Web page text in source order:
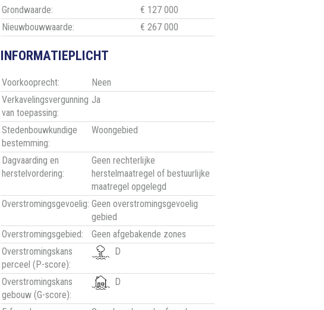
Grondwaarde:
€ 127 000
Nieuwbouwwaarde:
€ 267 000
INFORMATIEPLICHT
Voorkooprecht:
Neen
Verkavelingsvergunning
van toepassing:
Ja
Stedenbouwkundige
bestemming:
Woongebied
Dagvaarding en
herstelvordering:
Geen rechterlijke
herstelmaatregel of bestuurlijke
maatregel opgelegd
Overstromingsgevoelig: Geen overstromingsgevoelig
gebied
Overstromingsgebied:
Geen afgebakende zones
Overstromingskans
perceel (P-score):
D
Overstromingskans
gebouw (G-score):
D